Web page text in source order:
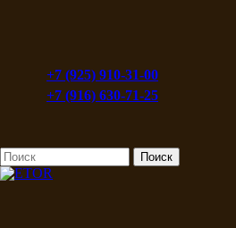
+7 (925) 910-31-00
+7 (916) 630-71-25